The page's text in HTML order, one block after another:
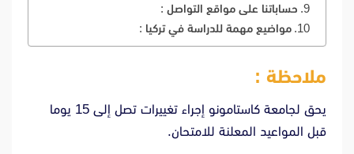
حساباتنا على مواقع التواصل :
مواضيع مهمة للدراسة في تركيا :
ملاحظة :
يحق لجامعة كاستامونو إجراء تغييرات تصل إلى 15 يوما
قبل المواعيد المعلنة للامتحان.